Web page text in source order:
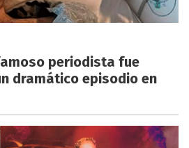
periodista fue
dramático episodio en